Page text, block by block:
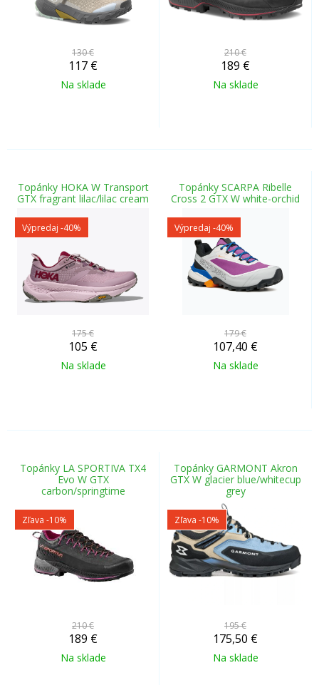
130 €
117 €
Na sklade
210 €
189 €
Na sklade
Topánky HOKA W Transport
GTX fragrant lilac/lilac cream
Výpredaj -40%
175 €
105 €
Na sklade
Topánky SCARPA Ribelle
Cross 2 GTX W white-orchid
Výpredaj -40%
179 €
107,40 €
Na sklade
Topánky LA SPORTIVA TX4
Evo W GTX
carbon/springtime
Zľava -10%
210 €
189 €
Na sklade
Topánky GARMONT Akron
GTX W glacier blue/whitecup
grey
Zľava -10%
195 €
175,50 €
Na sklade